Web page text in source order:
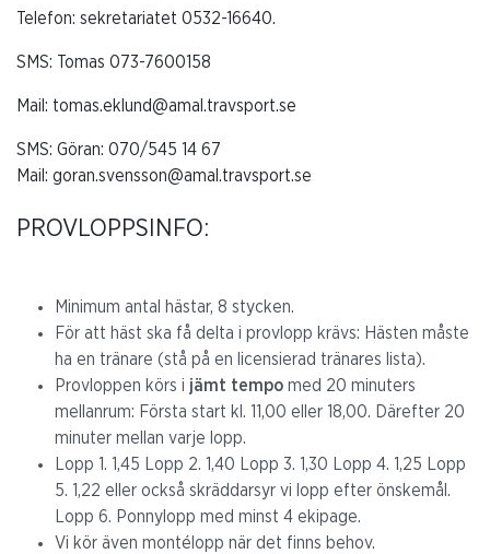
Telefon: sekretariatet 0532-16640.
SMS: Tomas 073-7600158
Mail: tomas.eklund@amal.travsport.se
SMS: Göran: 070/545 14 67
Mail: goran.svensson@amal.travsport.se
PROVLOPPSINFO:
Minimum antal hästar, 8 stycken.
För att häst ska få delta i provlopp krävs: Hästen måste
ha en tränare (stå på en licensierad tränares lista).
Provloppen körs i jämt tempo med 20 minuters
mellanrum: Första start kl. 11,00 eller 18,00. Därefter 20
minuter mellan varje lopp.
Lopp 1. 1,45 Lopp 2. 1,40 Lopp 3. 1,30 Lopp 4. 1,25 Lopp
5. 1,22 eller också skräddarsyr vi lopp efter önskemål.
Lopp 6. Ponnylopp med minst 4 ekipage.
Vi kör även montélopp när det finns behov.